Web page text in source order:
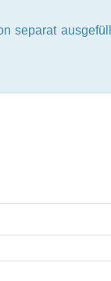
separat